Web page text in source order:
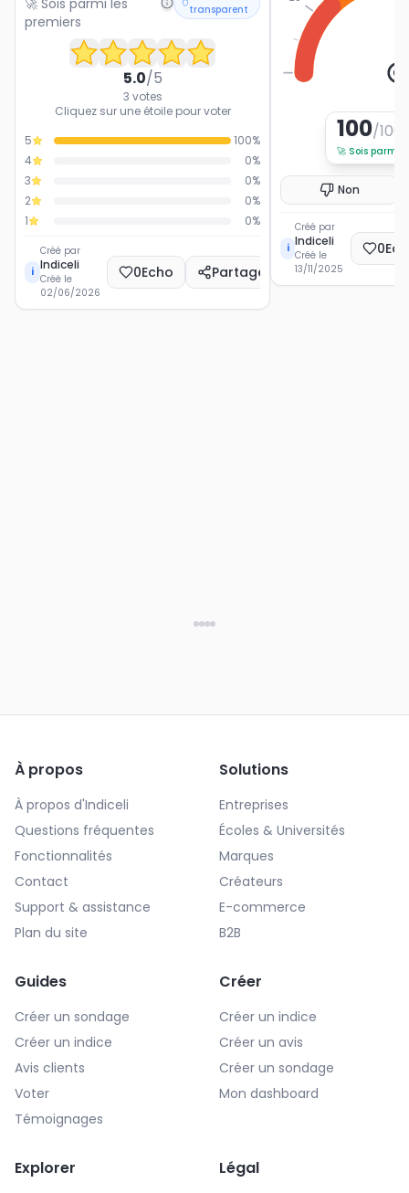
🚀 Sois parmi les
premiers
transparent
5.0/5
3 votes
Cliquez sur une étoile pour voter
5
100%
4
0%
3
0%
2
0%
1
0%
i
Créé par
Indiceli
Créé le
02/06/2026
0Echo Partager
100/100
🚀 Sois parmi
Non
i
Créé par
Indiceli
Créé le
13/11/2025
0
À propos
À propos d'Indiceli
Questions fréquentes
Fonctionnalités
Contact
Support & assistance
Plan du site
Solutions
Entreprises
Écoles & Universités
Marques
Créateurs
E-commerce
B2B
Guides
Créer un sondage
Créer un indice
Avis clients
Voter
Témoignages
Créer
Créer un indice
Créer un avis
Créer un sondage
Mon dashboard
Explorer Légal